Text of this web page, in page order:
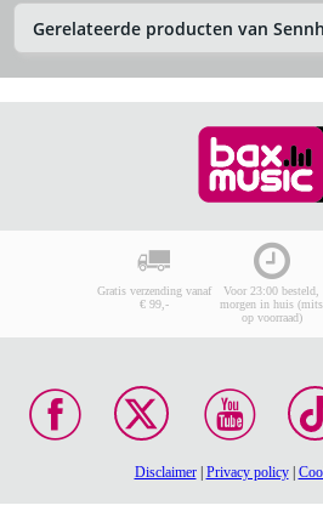
Gerelateerde producten van
Gratis verzending vanaf
€ 99,-
Voor 23:00 besteld,
morgen in huis (mits
op voorraad)
Disclaimer| Privacy policy|